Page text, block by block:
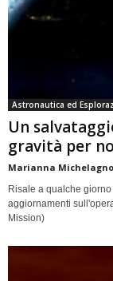
Astronautica ed
Un
gravità per
Marianna
Risale a qualche
aggiornamenti
Mission)